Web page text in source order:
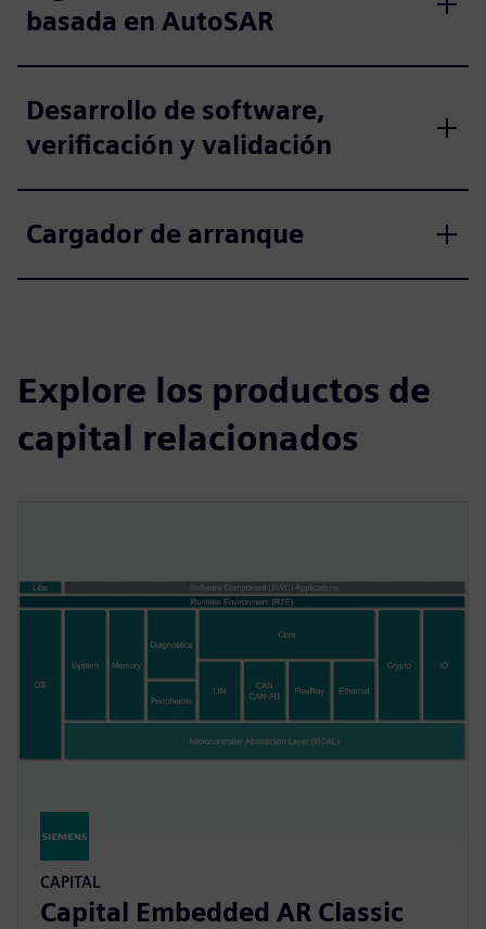
basada en AutoSAR
Desarrollo de software,
verificación y validación
Cargador de arranque
Explore los productos de
capital relacionados
CAPITAL
Capital Embedded AR Classic